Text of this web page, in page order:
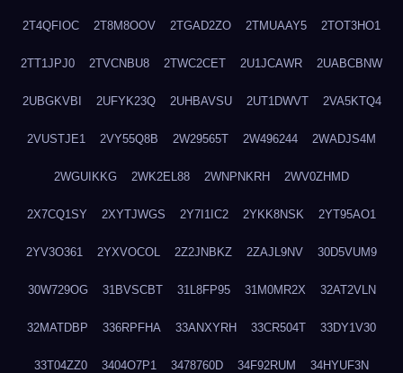
2T4QFIOC 2T8M8OOV 2TGAD2ZO 2TMUAAY5 2TOT3HO1
2TT1JPJ0 2TVCNBU8 2TWC2CET 2U1JCAWR 2UABCBNW
2UBGKVBI 2UFYK23Q 2UHBAVSU 2UT1DWVT 2VA5KTQ4
2VUSTJE1 2VY55Q8B 2W29565T 2W496244 2WADJS4M
2WGUIKKG 2WK2EL88 2WNPNKRH 2WV0ZHMD
2X7CQ1SY 2XYTJWGS 2Y7I1IC2 2YKK8NSK 2YT95AO1
2YV3O361 2YXVOCOL 2Z2JNBKZ 2ZAJL9NV 30D5VUM9
30W729OG 31BVSCBT 31L8FP95 31M0MR2X 32AT2VLN
32MATDBP 336RPFHA 33ANXYRH 33CR504T 33DY1V30
33T04ZZ0 3404O7P1 3478760D 34F92RUM 34HYUF3N